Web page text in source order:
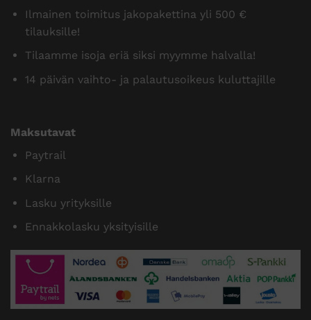
Ilmainen toimitus jakopakettina yli 500 €
tilauksille!
Tilaamme isoja eriä siksi myymme halvalla!
14 päivän vaihto- ja palautusoikeus kuluttajille
Maksutavat
Paytrail
Klarna
Lasku yrityksille
Ennakkolasku yksityisille